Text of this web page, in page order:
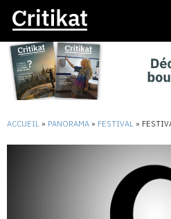
ACCUEIL » PANORAMA » FESTIVAL »